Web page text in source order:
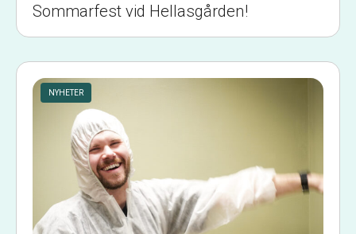
Sommarfest vid Hellasgården!
NYHETER